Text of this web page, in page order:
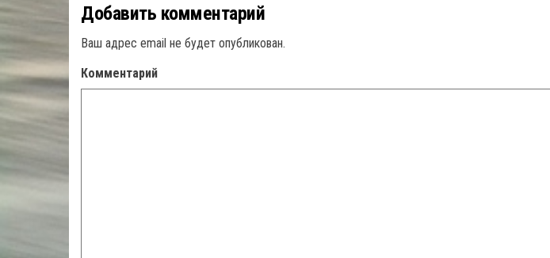
Добавить комментарий
Ваш адрес email не будет опубликован.
Комментарий